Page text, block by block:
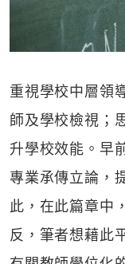
重視學校中層領
師及學校檢視；
升學校效能。早
專業承傳立論，
此，在此篇章中
反，筆者想藉此